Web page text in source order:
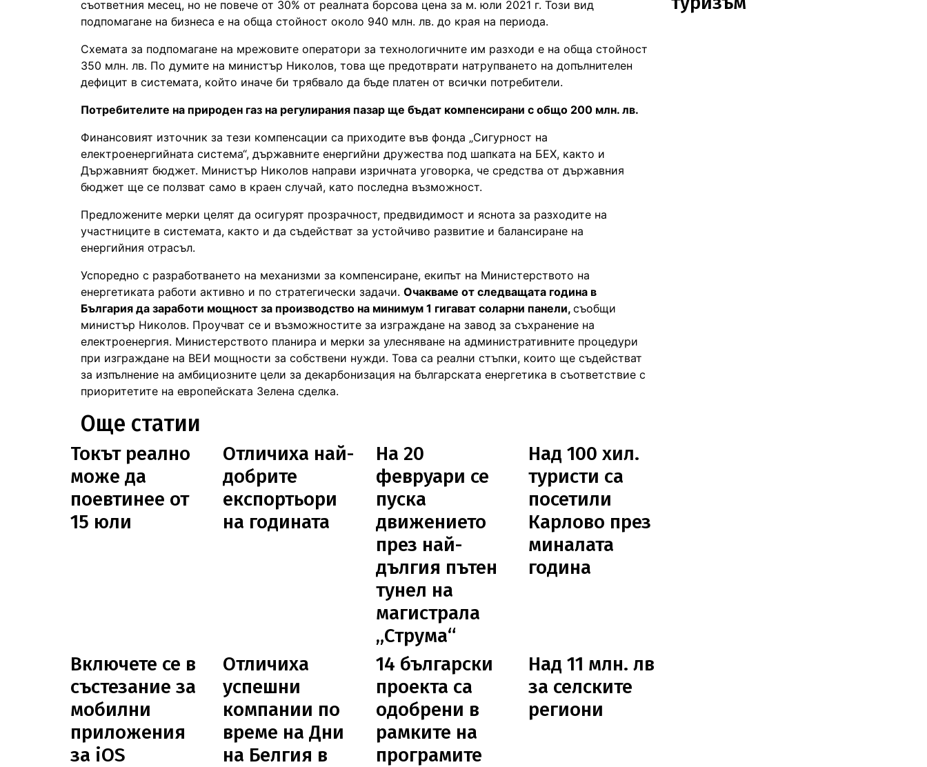
съответния месец, но не повече от 30% от реалната борсова цена за м. юли 2021 г. Този вид
подпомагане на бизнеса е на обща стойност около 940 млн. лв. до края на периода.
Схемата за подпомагане на мрежовите оператори за технологичните им разходи е на обща стойност
350 млн. лв. По думите на министър Николов, това ще предотврати натрупването на допълнителен
дефицит в системата, който иначе би трябвало да бъде платен от всички потребители.
Потребителите на природен газ на регулирания пазар ще бъдат компенсирани с общо 200 млн. лв.
Финансовият източник за тези компенсации са приходите във фонда „Сигурност на
електроенергийната система“, държавните енергийни дружества под шапката на БЕХ, както и
Държавният бюджет. Министър Николов направи изричната уговорка, че средства от държавния
бюджет ще се ползват само в краен случай, като последна възможност.
Предложените мерки целят да осигурят прозрачност, предвидимост и яснота за разходите на
участниците в системата, както и да съдействат за устойчиво развитие и балансиране на
енергийния отрасъл.
Успоредно с разработването на механизми за компенсиране, екипът на Министерството на
енергетиката работи активно и по стратегически задачи. Очакваме от следващата година в
България да заработи мощност за производство на минимум 1 гигават соларни панели, съобщи
министър Николов. Проучват се и възможностите за изграждане на завод за съхранение на
електроенергия. Министерството планира и мерки за улесняване на административните процедури
при изграждане на ВЕИ мощности за собствени нужди. Това са реални стъпки, които ще съдействат
за изпълнение на амбициозните цели за декарбонизация на българската енергетика в съответствие с
приоритетите на европейската Зелена сделка.
Още статии
Токът реално
може да
поевтинее от
15 юли
Отличиха най-
добрите
експортьори
на годината
На 20
февруари се
пуска
движението
през най-
дългия пътен
тунел на
магистрала
„Струма“
Над 100 хил.
туристи са
посетили
Карлово през
миналата
година
Включете се в
състезание за
мобилни
приложения
за iOS
Отличиха
успешни
компании по
време на Дни
на Белгия в
14 български
проекта са
одобрени в
рамките на
програмите
Над 11 млн. лв
за селските
региони